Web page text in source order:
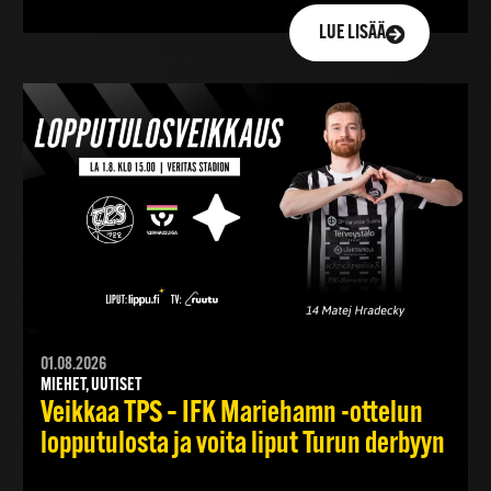
LUE LISÄÄ
01.08.2026
MIEHET, UUTISET
Veikkaa TPS – IFK Mariehamn -ottelun
lopputulosta ja voita liput Turun derbyyn